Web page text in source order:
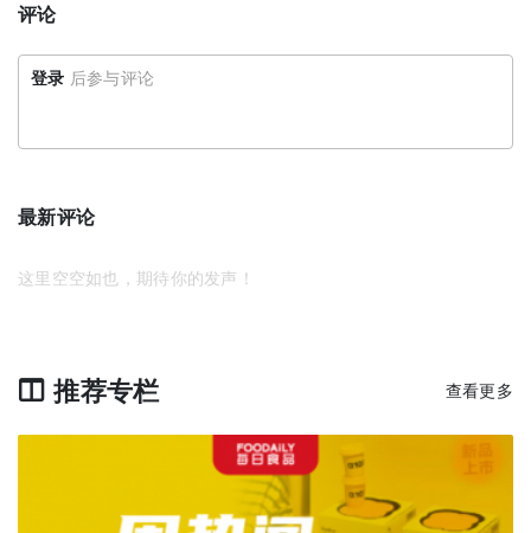
评论
登录 后参与评论
最新评论
这里空空如也，期待你的发声！
推荐专栏 查看更多